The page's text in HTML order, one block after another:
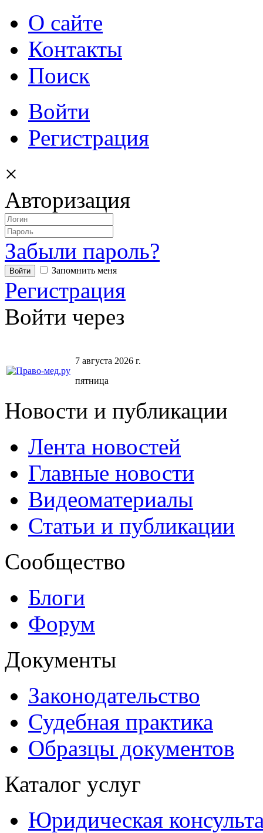
О сайте
Контакты
Поиск
Войти
Регистрация
×
Авторизация
Забыли пароль?
Запомнить меня
Регистрация
Войти через
7 августа 2026 г.
пятница
Новости и публикации
Лента новостей
Главные новости
Видеоматериалы
Статьи и публикации
Сообщество
Блоги
Форум
Документы
Законодательство
Судебная практика
Образцы документов
Каталог услуг
Юридическая